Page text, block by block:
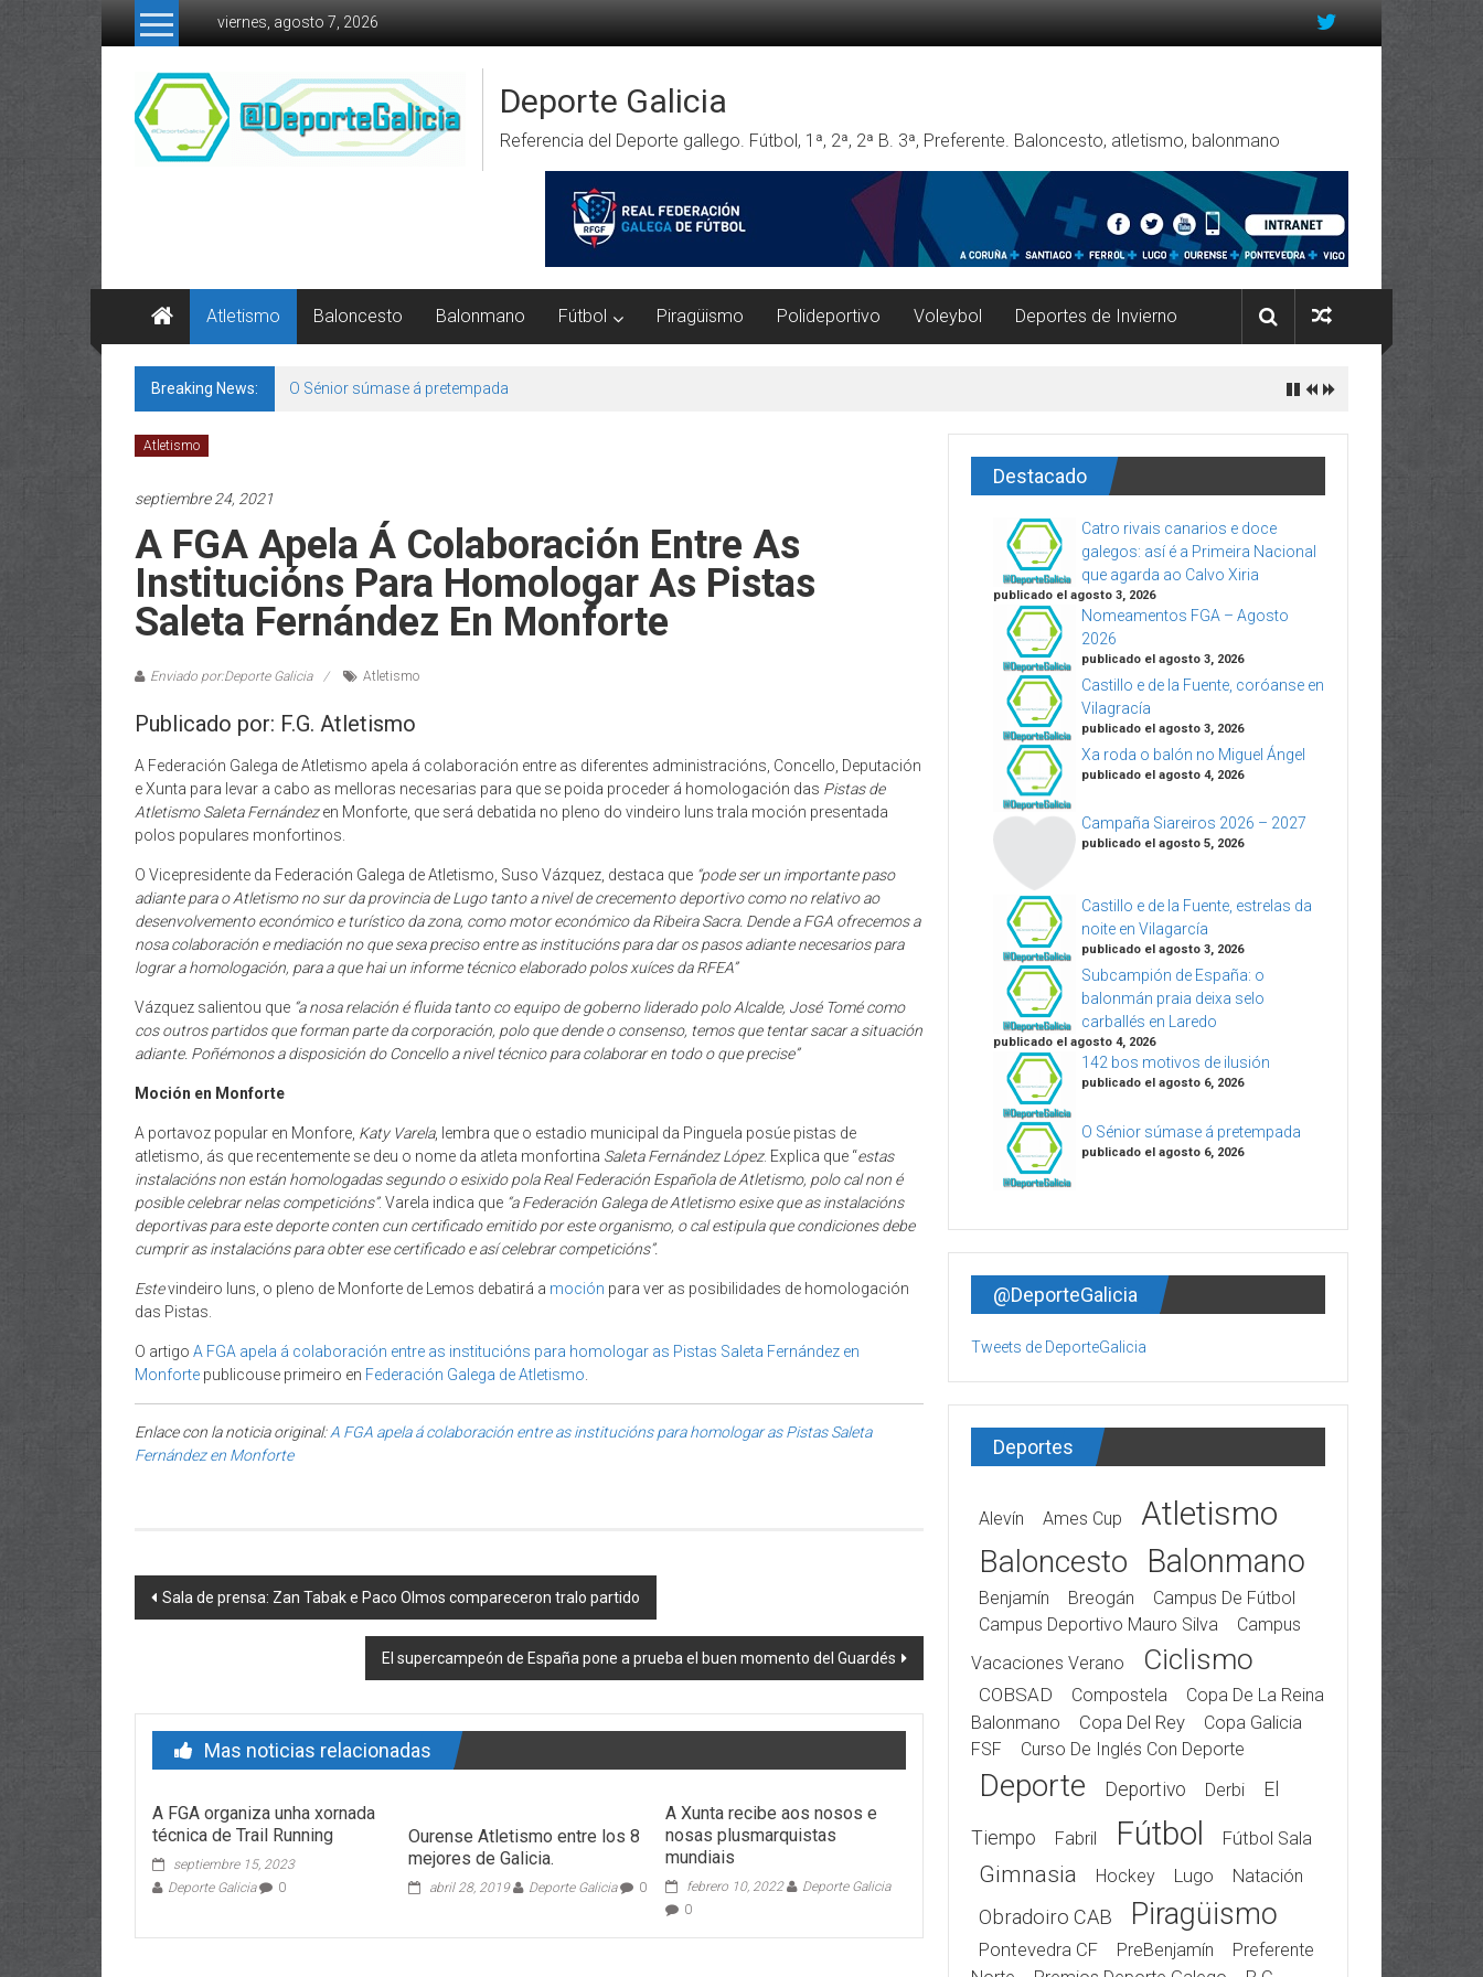
Skip to content
viernes, agosto 7, 2026
Deporte Galicia
Referencia del Deporte gallego. Fútbol, 1ª, 2ª, 2ª B. 3ª, Preferente. Baloncesto, atletismo, balonmano
Atletismo Baloncesto Balonmano Fútbol Piragüismo Polideportivo Voleybol Deportes de Invierno
Breaking News: O Sénior súmase á pretempada
Atletismo
septiembre 24, 2021
A FGA Apela Á Colaboración Entre As
Institucións Para Homologar As Pistas
Saleta Fernández En Monforte
Enviado por:Deporte Galicia Atletismo
Publicado por: F.G. Atletismo
A Federación Galega de Atletismo apela á colaboración entre as diferentes administracións, Concello, Deputación
e Xunta para levar a cabo as melloras necesarias para que se poida proceder á homologación das Pistas de
Atletismo Saleta Fernándezen Monforte, que será debatida no pleno do vindeiro luns trala moción presentada
polos populares monfortinos.
O Vicepresidente da Federación Galega de Atletismo, Suso Vázquez, destaca que “pode ser un importante paso
adiante para o Atletismo no sur da provincia de Lugo tanto a nivel de crecemento deportivo como no relativo ao
desenvolvemento económico e turístico da zona, como motor económico da Ribeira Sacra. Dende a FGA ofrecemos a
nosa colaboración e mediación no que sexa preciso entre as institucións para dar os pasos adiante necesarios para
lograr a homologación, para a que hai un informe técnico elaborado polos xuíces da RFEA”
Vázquez salientou que “a nosa relación é fluida tanto co equipo de goberno liderado polo Alcalde, José Tomé como
cos outros partidos que forman parte da corporación, polo que dende o consenso, temos que tentar sacar a situación
adiante. Poñémonos a disposición do Concello a nivel técnico para colaborar en todo o que precise”
Moción en Monforte
A portavoz popular en Monfore, Katy Varela, lembra que o estadio municipal da Pinguela posúe pistas de
atletismo, ás que recentemente se deu o nome da atleta monfortina Saleta Fernández López. Explica que “estas
instalacións non están homologadas segundo o esixido pola Real Federación Española de Atletismo, polo cal non é
posible celebrar nelas competicións”. Varela indica que “a Federación Galega de Atletismo esixe que as instalacións
deportivas para este deporte conten cun certificado emitido por este organismo, o cal estipula que condiciones debe
cumprir as instalacións para obter ese certificado e así celebrar competicións”.
Estevindeiro luns, o pleno de Monforte de Lemos debatirá a moción para ver as posibilidades de homologación
das Pistas.
O artigo A FGA apela á colaboración entre as institucións para homologar as Pistas Saleta Fernández en
Monforte publicouse primeiro en Federación Galega de Atletismo
Enlace con la noticia original:A FGA apela á colaboración entre as institucións para homologar as Pistas Saleta
Fernández en Monforte
Post navigation
Sala de prensa: Zan Tabak e Paco Olmos compareceron tralo partido
El supercampeón de España pone a prueba el buen momento del Guardés
Mas noticias relacionadas
A FGA organiza unha xornada
técnica de Trail Running
septiembre 15, 2023
Deporte Galicia
0
Ourense Atletismo entre los 8
mejores de Galicia.
abril 28, 2019 Deporte Galicia 0
A Xunta recibe aos nosos e
nosas plusmarquistas
mundiais
febrero 10, 2022
Deporte Galicia
0
Destacado
Catro rivais canarios e doce
galegos: así é a Primeira Nacional
que agarda ao Calvo Xiria
publicado el agosto 3, 2026
Nomeamentos FGA – Agosto
2026
publicado el agosto 3, 2026
Castillo e de la Fuente, coróanse en
Vilagracía
publicado el agosto 3, 2026
Xa roda o balón no Miguel Ángel
publicado el agosto 4, 2026
Campaña Siareiros 2026 – 2027
publicado el agosto 5, 2026
Castillo e de la Fuente, estrelas da
noite en Vilagarcía
publicado el agosto 3, 2026
Subcampión de España: o
balonmán praia deixa selo
carballés en Laredo
publicado el agosto 4, 2026
142 bos motivos de ilusión
publicado el agosto 6, 2026
O Sénior súmase á pretempada
publicado el agosto 6, 2026
@DeporteGalicia
Tweets de DeporteGalicia
Deportes
Alevín Ames Cup Atletismo
Baloncesto Balonmano
Benjamín Breogán
Campus De Fútbol
Campus Deportivo Mauro Silva
Campus
Vacaciones Verano
Ciclismo
COBSAD Compostela
Copa De La Reina
Balonmano
Copa Del Rey
Copa Galicia
FSF
Curso De Inglés Con Deporte
Deporte Deportivo Derbi El
Tiempo Fabril Fútbol Fútbol Sala
Gimnasia Hockey Lugo Natación
Obradoiro CAB Piragüismo
Pontevedra CF PreBenjamín
Preferente